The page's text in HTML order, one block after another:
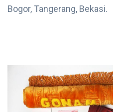
Bogor, Tangerang, Bekasi.